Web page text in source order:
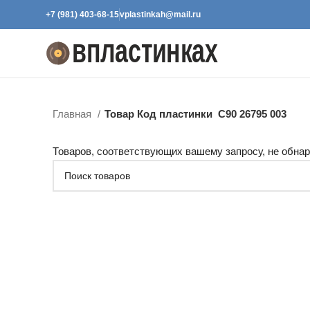
+7 (981) 403-68-15vplastinkah@mail.ru
Главная Товар Код пластинки С90 26795 003
Товаров, соответствующих вашему запросу, не